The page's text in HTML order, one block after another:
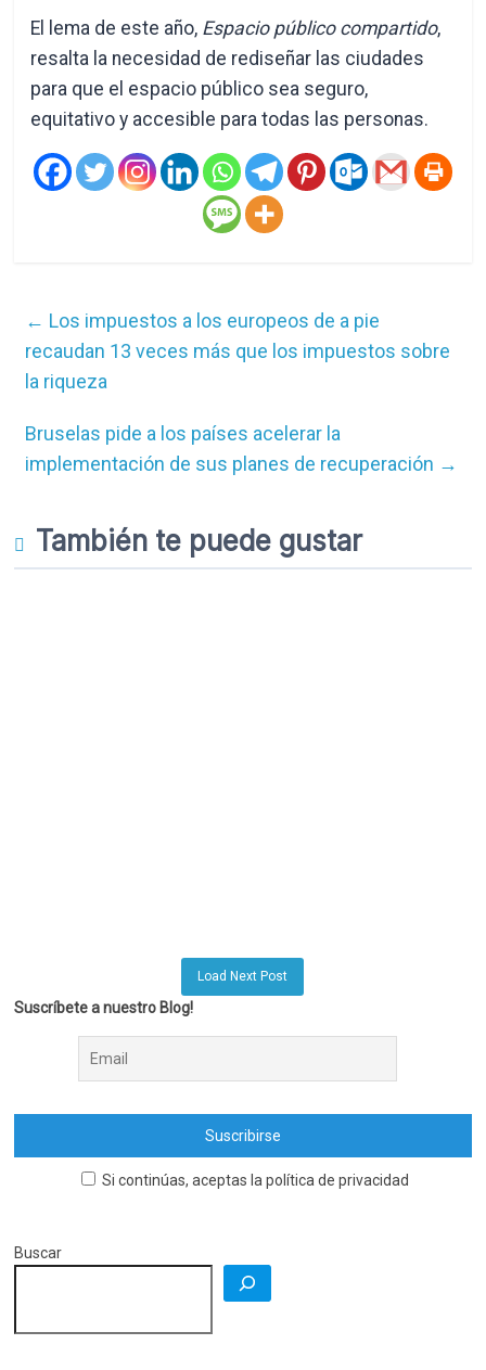
El lema de este año, Espacio público compartido,
resalta la necesidad de rediseñar las ciudades
para que el espacio público sea seguro,
equitativo y accesible para todas las personas.
← Los impuestos a los europeos de a pie
recaudan 13 veces más que los impuestos sobre
la riqueza
Bruselas pide a los países acelerar la
implementación de sus planes de recuperación →
También te puede gustar
Load Next Post
Suscríbete a nuestro Blog!
Si continúas, aceptas la política de privacidad
Buscar